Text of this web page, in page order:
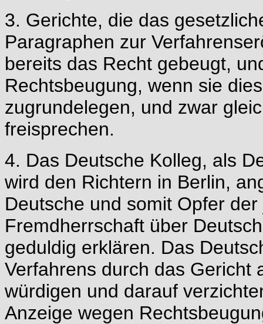
3. Gerichte, die das
Paragraphen zur
bereits das Recht gebeugt,
Rechtsbeugung, wenn sie
zugrundelegen, und zwar
freisprechen.
4. Das Deutsche Kolleg, als
wird den Richtern in Berlin,
Deutsche und somit Opfer
Fremdherrschaft über
geduldig erklären. Das
Verfahrens durch das Gericht
würdigen und darauf
Anzeige wegen